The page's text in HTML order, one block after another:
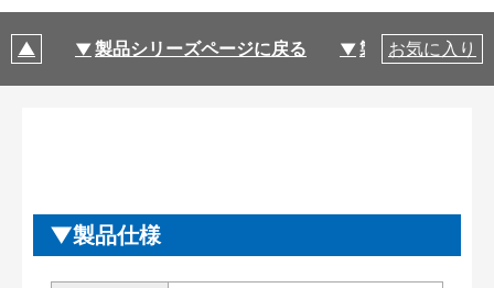
製品シリーズページに戻る 製品仕様
お気に入り
製品仕様